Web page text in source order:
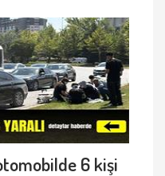
6 kişi